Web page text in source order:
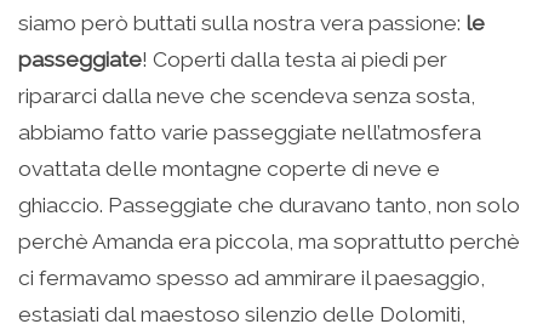
siamo però buttati sulla nostra vera passione: le
passeggiate! Coperti dalla testa ai piedi per
ripararci dalla neve che scendeva senza sosta,
abbiamo fatto varie passeggiate nell’atmosfera
ovattata delle montagne coperte di neve e
ghiaccio. Passeggiate che duravano tanto, non solo
perchè Amanda era piccola, ma soprattutto perchè
ci fermavamo spesso ad ammirare il paesaggio,
estasiati dal maestoso silenzio delle Dolomiti,